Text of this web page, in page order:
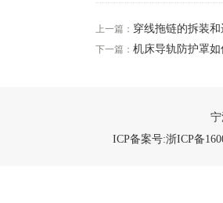
上一篇： 穿线拖链的拆装
下一篇： 机床导轨防护罩
ICP备案号:浙ICP备